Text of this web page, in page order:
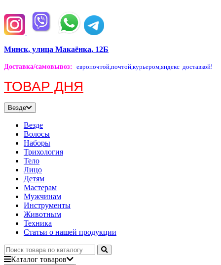
Минск, улица Макаёнка, 12Б
Доставка/самовывоз: европочтой,почтой,курьером,яндекс доставкой!
ТОВАР ДНЯ
Везде
Везде
Волосы
Наборы
Трихология
Тело
Лицо
Детям
Мастерам
Мужчинам
Инструменты
Животным
Техника
Статьи о нашей продукции
Каталог товаров